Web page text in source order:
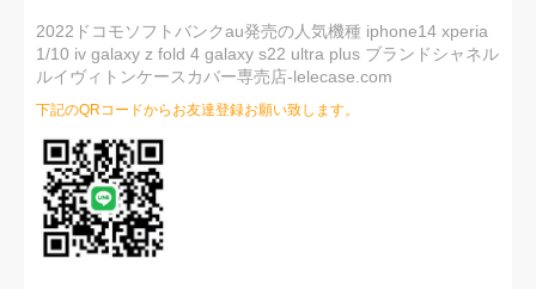
2022ドコモソフトバンクau発売の人気機種 iphone14 xperia
1/10 iv galaxy z fold 4 galaxy s22 ultra plus ブランドシャネル
ルイヴィトンケースカバー専売店-lelecase.com
下記のQRコードからお友達登録お願い致します。